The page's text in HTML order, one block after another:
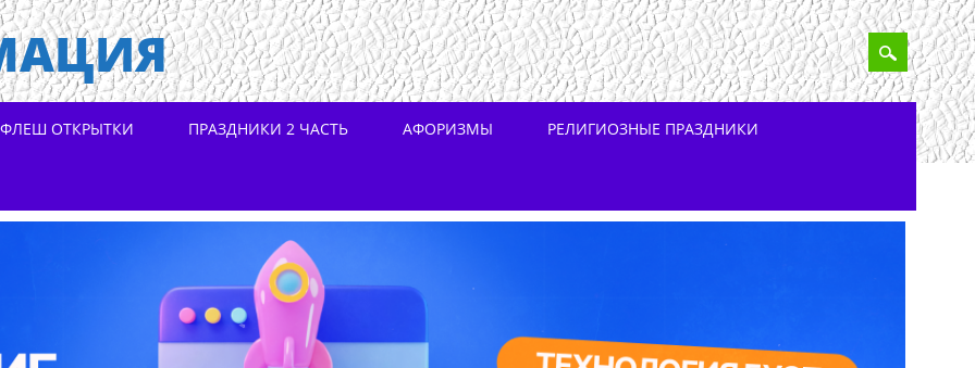
ФЛЕШ ОТКРЫТКИ ПРАЗДНИКИ 2 ЧАСТЬ АФОРИЗМЫ РЕЛИГИОЗНЫЕ ПРАЗДНИКИ